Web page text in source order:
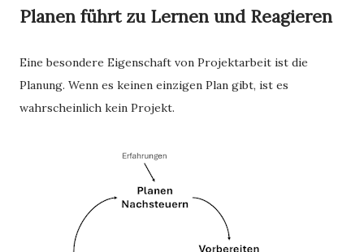
Planen führt zu Lernen und Reagieren
Eine besondere Eigenschaft von Projektarbeit ist die
Planung. Wenn es keinen einzigen Plan gibt, ist es
wahrscheinlich kein Projekt.